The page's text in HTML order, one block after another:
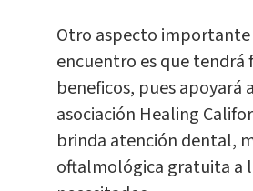
Otro aspecto importante
encuentro es que tendrá
beneficos, pues apoyará
asociación Healing
brinda atención dental,
oftalmológica gratuita a